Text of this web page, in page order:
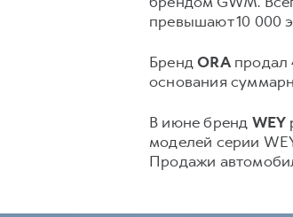
превышают 10 000
БрендORAпродал
основания
В июне бренд WEY
моделей серии
Продажи